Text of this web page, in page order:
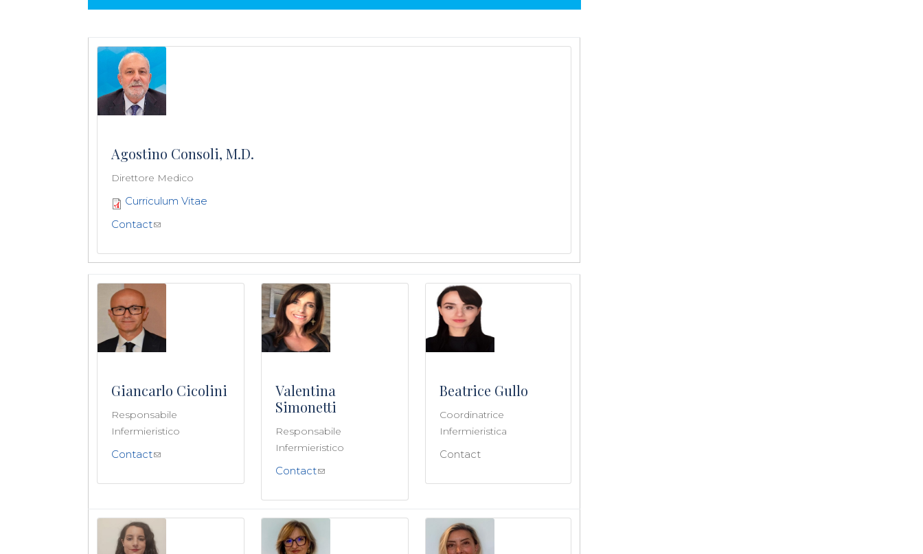
Agostino Consoli, M.D.
Direttore Medico
Curriculum Vitae
Contact
Giancarlo Cicolini
Responsabile
Infermieristico
Contact
Valentina
Simonetti
Responsabile
Infermieristico
Contact
Beatrice Gullo
Coordinatrice
Infermieristica
Contact